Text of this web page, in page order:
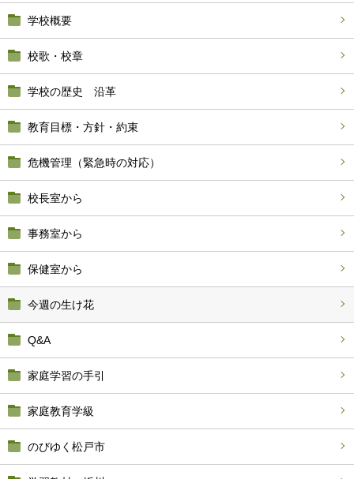
学校概要
校歌・校章
学校の歴史 沿革
教育目標・方針・約束
危機管理（緊急時の対応）
校長室から
事務室から
保健室から
今週の生け花
Q&A
家庭学習の手引
家庭教育学級
のびゆく松戸市